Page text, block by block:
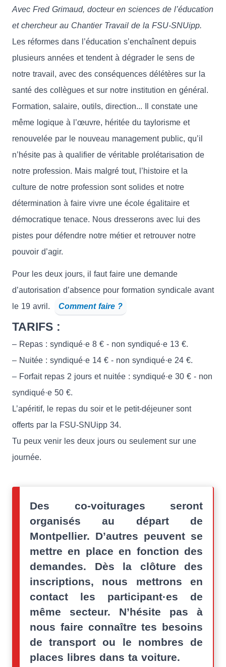
Avec Fred Grimaud, docteur en sciences de l’éducation
et chercheur au Chantier Travail de la FSU-SNUipp.
Les réformes dans l’éducation s’enchaînent depuis
plusieurs années et tendent à dégrader le sens de
notre travail, avec des conséquences délétères sur la
santé des collègues et sur notre institution en général.
Formation, salaire, outils, direction... Il constate une
même logique à l’œuvre, héritée du taylorisme et
renouvelée par le nouveau management public, qu’il
n’hésite pas à qualifier de véritable prolétarisation de
notre profession. Mais malgré tout, l’histoire et la
culture de notre profession sont solides et notre
détermination à faire vivre une école égalitaire et
démocratique tenace. Nous dresserons avec lui des
pistes pour défendre notre métier et retrouver notre
pouvoir d’agir.
Pour les deux jours, il faut faire une demande
d’autorisation d’absence pour formation syndicale avant
le 19 avril.
Comment faire ?
TARIFS :
– Repas : syndiqué·e 8 € - non syndiqué·e 13 €.
– Nuitée : syndiqué·e 14 € - non syndiqué·e 24 €.
– Forfait repas 2 jours et nuitée : syndiqué·e 30 € - non
syndiqué·e 50 €.
L’apéritif, le repas du soir et le petit-déjeuner sont
offerts par la FSU-SNUipp 34.
Tu peux venir les deux jours ou seulement sur une
journée.
Des co-voiturages seront
organisés au départ de
Montpellier. D’autres peuvent se
mettre en place en fonction des
demandes. Dès la clôture des
inscriptions, nous mettrons en
contact les participant·es de
même secteur. N’hésite pas à
nous faire connaître tes besoins
de transport ou le nombres de
places libres dans ta voiture.